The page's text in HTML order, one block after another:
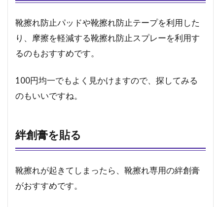
靴擦れ防止パッドや靴擦れ防止テープを利用した
り、摩擦を軽減する靴擦れ防止スプレーを利用す
るのもおすすめです。
100円均一でもよく見かけますので、探してみる
のもいいですね。
絆創膏を貼る
靴擦れが起きてしまったら、靴擦れ専用の絆創膏
がおすすめです。